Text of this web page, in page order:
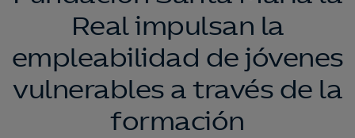
Real impulsan la
empleabilidad de jóvenes
vulnerables a través de la
formación